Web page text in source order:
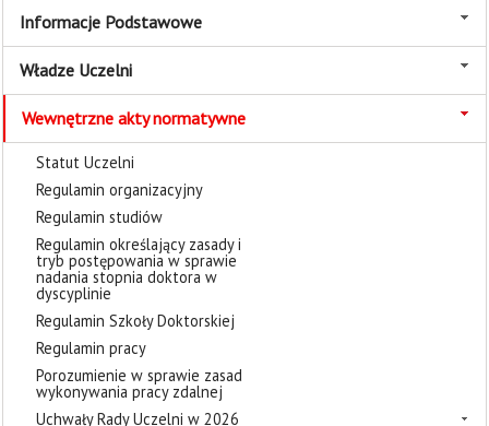
Informacje Podstawowe
Władze Uczelni
Wewnętrzne akty normatywne
Statut Uczelni
Regulamin organizacyjny
Regulamin studiów
Regulamin określający zasady i
tryb postępowania w sprawie
nadania stopnia doktora w
dyscyplinie
Regulamin Szkoły Doktorskiej
Regulamin pracy
Porozumienie w sprawie zasad
wykonywania pracy zdalnej
Uchwały Rady Uczelni w 2026